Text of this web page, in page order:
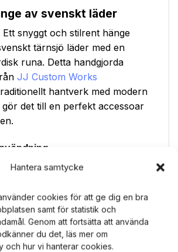
Hantera samtycke
cookies för att ge dig en bra
samt för statistik och
Genom att fortsätta att använda
du det, läs mer om
och hur vi hanterar cookies.
av svenskt läder
snyggt och stilrent hänge
tärnsjö läder med en
runa. Detta handgjorda
JJ Custom Works
hantverk med modern
gör det till en perfekt accessoar
och kan fästas på en
där fantasin sätter gränser. Den
designen gör det lätt att
stilar och tillfällen. Upptäck
som kompletterar din